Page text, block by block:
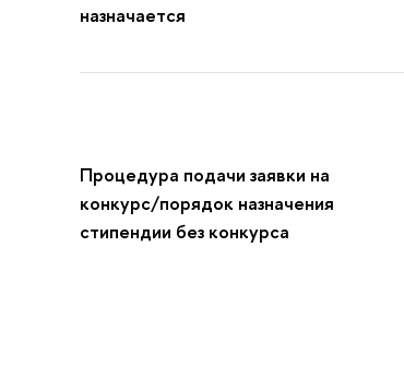
назначается
Процедура подачи заявки на
конкурс/порядок назначения
стипендии без конкурса